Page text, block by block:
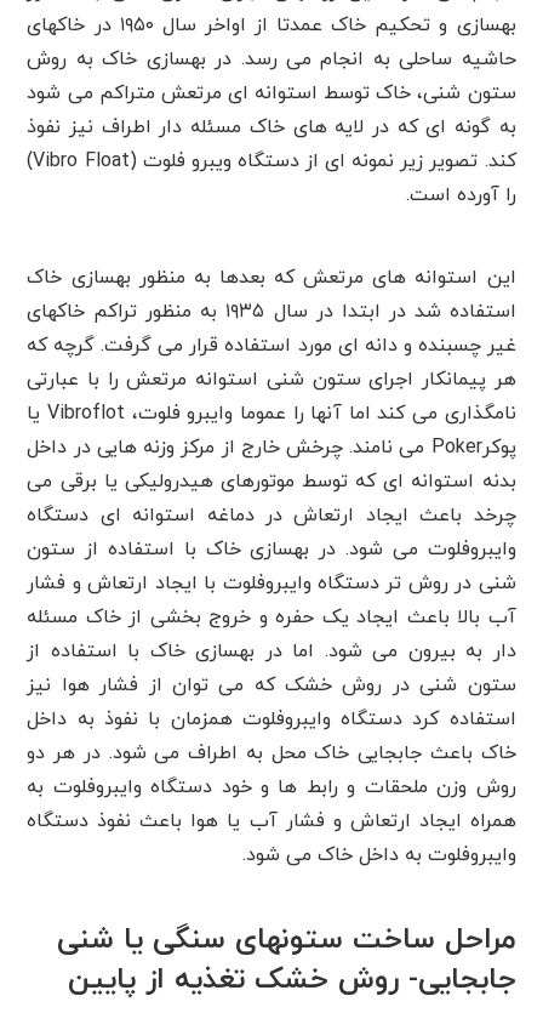
بهسازی و تحکیم خاک عمدتا از اواخر سال ۱۹۵۰ در خاکهای
حاشیه ساحلی به انجام می رسد. در بهسازی خاک به روش
ستون شنی، خاک توسط استوانه ای مرتعش متراکم می شود
به گونه ای که در لایه های خاک مسئله دار اطراف نیز نفوذ
کند. تصویر زیر نمونه ای از دستگاه ویبرو فلوت (Vibro Float)
را آورده است.
این استوانه های مرتعش که بعدها به منظور بهسازی خاک
استفاده شد در ابتدا در سال ۱۹۳۵ به منظور تراکم خاکهای
غیر چسبنده و دانه ای مورد استفاده قرار می گرفت. گرچه که
هر پیمانکار اجرای ستون شنی استوانه مرتعش را با عبارتی
نامگذاری می کند اما آنها را عموما وایبرو فلوت، Vibroflot یا
پوکرPoker می نامند. چرخش خارج از مرکز وزنه هایی در داخل
بدنه استوانه ای که توسط موتورهای هیدرولیکی یا برقی می
چرخد باعث ایجاد ارتعاش در دماغه استوانه ای دستگاه
وایبروفلوت می شود. در بهسازی خاک با استفاده از ستون
شنی در روش تر دستگاه وایبروفلوت با ایجاد ارتعاش و فشار
آب بالا باعث ایجاد یک حفره و خروج بخشی از خاک مسئله
دار به بیرون می شود. اما در بهسازی خاک با استفاده از
ستون شنی در روش خشک که می توان از فشار هوا نیز
استفاده کرد دستگاه وایبروفلوت همزمان با نفوذ به داخل
خاک باعث جابجایی خاک محل به اطراف می شود. در هر دو
روش وزن ملحقات و رابط ها و خود دستگاه وایبروفلوت به
همراه ایجاد ارتعاش و فشار آب یا هوا باعث نفوذ دستگاه
وایبروفلوت به داخل خاک می شود.
مراحل ساخت ستونهای سنگی یا شنی
جابجایی- روش خشک تغذیه از پایین